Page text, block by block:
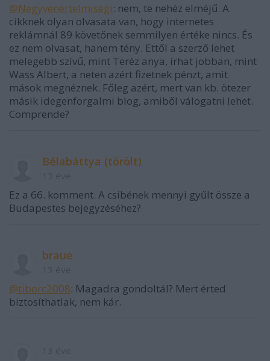
@Negyvenértelmiségi: nem, te nehéz elméjű. A
cikknek olyan olvasata van, hogy internetes
reklámnál 89 követőnek semmilyen értéke nincs. És
ez nem olvasat, hanem tény. Ettől a szerző lehet
melegebb szívű, mint Teréz anya, írhat jobban, mint
Wass Albert, a neten azért fizetnek pénzt, amit
mások megnéznek. Főleg azért, mert van kb. ötezer
másik idegenforgalmi blog, amiből válogatni lehet.
Comprende?
Bélabáttya (törölt)
Ez a 66. komment. A csibének mennyi gyűlt össze a
Budapestes bejegyzéséhez?
braue
@tiborc2008: Magadra gondoltál? Mert érted
biztosíthatlak, nem kár.